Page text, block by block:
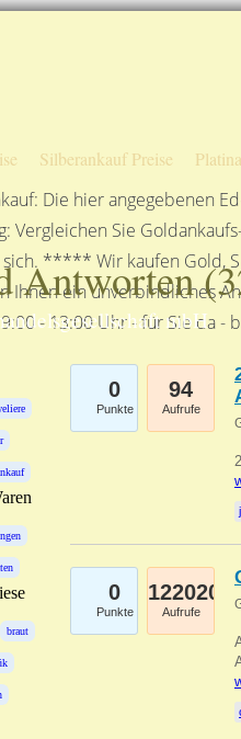
Silberankauf Preise
Die hier angegebenen
Sie
***** Wir kaufen Gold,
Ihnen ein unverbindliches
9:00 - 13:00 Uhr - für Sie
Antworten (
mbH
braut
0
Punkte
94
Aufrufe
0
Punkte
122020
Aufrufe